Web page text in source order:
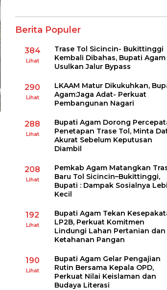
Berita Populer
384
Lihat
Trase Tol Sicincin- Bukittinggi
Kembali Dibahas, Bupati Agam
Usulkan Jalur Bypass
290
Lihat
LKAAM Matur Dikukuhkan,
Agam:Jaga Adat- Perkuat
Pembangunan Nagari
288
Lihat
Bupati Agam Dorong
Penetapan Trase Tol, Minta
Akurat Sebelum Keputusan
Diambil
208
Lihat
Pemkab Agam Matangkan
Baru Tol Sicincin–Bukittinggi,
Bupati : Dampak Sosialnya
Kecil
192
Lihat
Bupati Agam Tekan
LP2B, Perkuat Komitmen
Lindungi Lahan Pertanian dan
Ketahanan Pangan
190
Lihat
Bupati Agam Gelar Pengajian
Rutin Bersama Kepala OPD,
Perkuat Nilai Keislaman dan
Budaya Literasi